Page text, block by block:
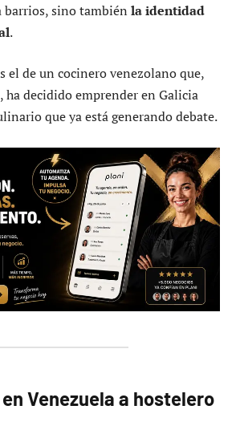
sino también la identidad
.
el de un cocinero venezolano que,
ha decidido emprender en Galicia
que ya está generando debate.
Venezuela a hostelero